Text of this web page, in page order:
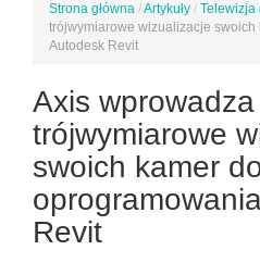
Jesteś
tutaj
Strona główna /Artykuły / Telewizja
trójwymiarowe wizualizacje
Autodesk Revit
Axis wprowadza
trójwymiarowe
swoich kamer
Revit